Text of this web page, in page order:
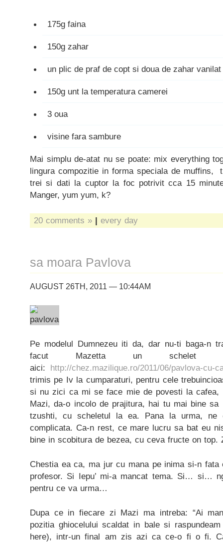
175g faina
150g zahar
un plic de praf de copt si doua de zahar vanilat
150g unt la temperatura camerei
3 oua
visine fara sambure
Mai simplu de-atat nu se poate: mix everything
lingura compozitie in forma speciala de muffins,
trei si dati la cuptor la foc potrivit cca 15
Manger, yum yum, k?
20 comments » | every day
sa moara Pavlova
AUGUST 26TH, 2011 — 10:44AM
Pe modelul Dumnezeu iti da, dar nu-ti baga-n
facut Mazetta un schelet
aici: http://chez.mazilique.ro/2011/06/pavlova-cu-
trimis pe Iv la cumparaturi, pentru cele
si nu zici ca mi se face mie de povesti la
Mazi, da-o incolo de prajitura, hai tu mai bine
tzushti, cu scheletul la ea. Pana la urma, ne
complicata. Ca-n rest, ce mare lucru sa bat eu
bine in scobitura de bezea, cu ceva fructe on top.
Chestia ea ca, ma jur cu mana pe inima si-n fata
profesor. Si Iepu’ mi-a mancat tema. Si… si…
pentru ce va urma…
Dupa ce in fiecare zi Mazi ma intreba: “Ai
pozitia ghiocelului scaldat in bale si
here), intr-un final am zis azi ca ce-o fi o fi.